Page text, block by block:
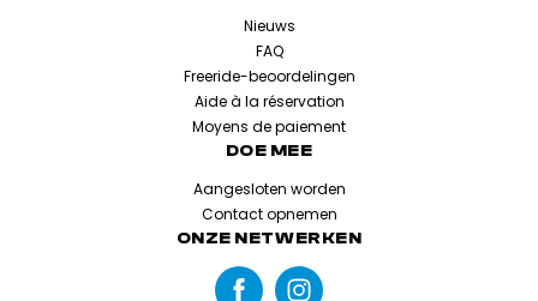
Nieuws
FAQ
Freeride-beoordelingen
Aide à la réservation
Moyens de paiement
DOE MEE
Aangesloten worden
Contact opnemen
ONZE NETWERKEN